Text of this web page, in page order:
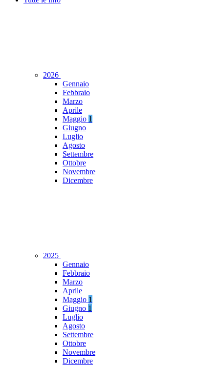
2026
Gennaio
Febbraio
Marzo
Aprile
Maggio 1
Giugno
Luglio
Agosto
Settembre
Ottobre
Novembre
Dicembre
2025
Gennaio
Febbraio
Marzo
Aprile
Maggio 1
Giugno 1
Luglio
Agosto
Settembre
Ottobre
Novembre
Dicembre